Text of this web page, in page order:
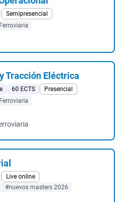
Semipresencial
Tracción Eléctrica
60 ECTS
Presencial
Live online
#nuevos masters 2026